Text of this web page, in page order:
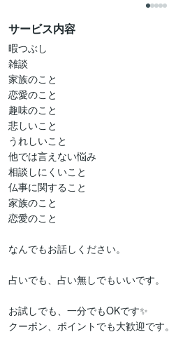
サービス内容
暇つぶし
雑談
家族のこと
恋愛のこと
趣味のこと
悲しいこと
うれしいこと
他では言えない悩み
相談しにくいこと
仏事に関すること
家族のこと
恋愛のこと
なんでもお話しください。
占いでも、占い無しでもいいです。
お試しでも、一分でもOKです✨
クーポン、ポイントでも大歓迎です。